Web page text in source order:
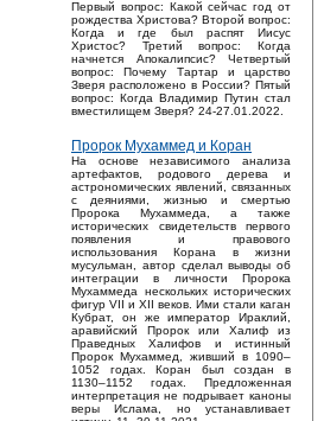
Первый вопрос: Какой сейчас год от
рождества Христова? Второй вопрос:
Когда и где был распят Иисус
Христос? Третий вопрос: Когда
начнется Апокалипсис? Четвертый
вопрос: Почему Тартар и царство
Зверя расположено в России? Пятый
вопрос: Когда Владимир Путин стал
вместилищем Зверя? 24-27.01.2022.
Пророк Мухаммед и Коран
На основе независимого анализа
артефактов, родового дерева и
астрономических явлений, связанных
с деяниями, жизнью и смертью
Пророка Мухаммеда, а также
исторических свидетельств первого
появления и правового
использования Корана в жизни
мусульман, автор сделал выводы об
интеграции в личности Пророка
Мухаммеда нескольких исторических
фигур VII и XII веков. Ими стали каган
Кубрат, он же император Ираклий,
аравийский Пророк или Халиф из
Праведных Халифов и истинный
Пророк Мухаммед, живший в 1090–
1052 годах. Коран был создан в
1130–1152 годах. Предложенная
интерпретация не подрывает каноны
веры Ислама, но устанавливает